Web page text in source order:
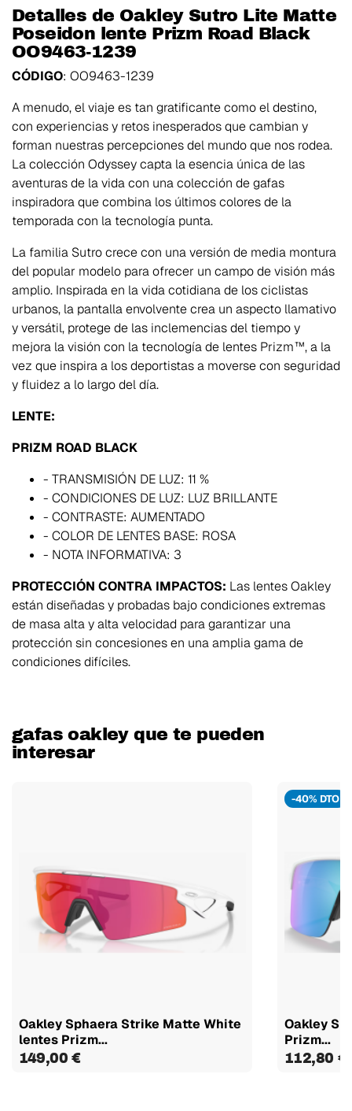
Detalles de Oakley Sutro Lite Matte
Poseidon lente Prizm Road Black
OO9463-1239
CÓDIGO: OO9463-1239
A menudo, el viaje es tan gratificante como el destino,
con experiencias y retos inesperados que cambian y
forman nuestras percepciones del mundo que nos rodea.
La colección Odyssey capta la esencia única de las
aventuras de la vida con una colección de gafas
inspiradora que combina los últimos colores de la
temporada con la tecnología punta.
La familia Sutro crece con una versión de media montura
del popular modelo para ofrecer un campo de visión más
amplio. Inspirada en la vida cotidiana de los ciclistas
urbanos, la pantalla envolvente crea un aspecto llamativo
y versátil, protege de las inclemencias del tiempo y
mejora la visión con la tecnología de lentes Prizm™, a la
vez que inspira a los deportistas a moverse con seguridad
y fluidez a lo largo del día.
LENTE:
PRIZM ROAD BLACK
- TRANSMISIÓN DE LUZ: 11 %
- CONDICIONES DE LUZ: LUZ BRILLANTE
- CONTRASTE: AUMENTADO
- COLOR DE LENTES BASE: ROSA
- NOTA INFORMATIVA: 3
PROTECCIÓN CONTRA IMPACTOS: Las lentes Oakley
están diseñadas y probadas bajo condiciones extremas
de masa alta y alta velocidad para garantizar una
protección sin concesiones en una amplia gama de
condiciones difíciles.
gafas oakley que te pueden
interesar
Oakley Sphaera Strike Matte White
lentes Prizm...
149,00 €
-40% DTO
Oakley
Prizm...
112,80 €